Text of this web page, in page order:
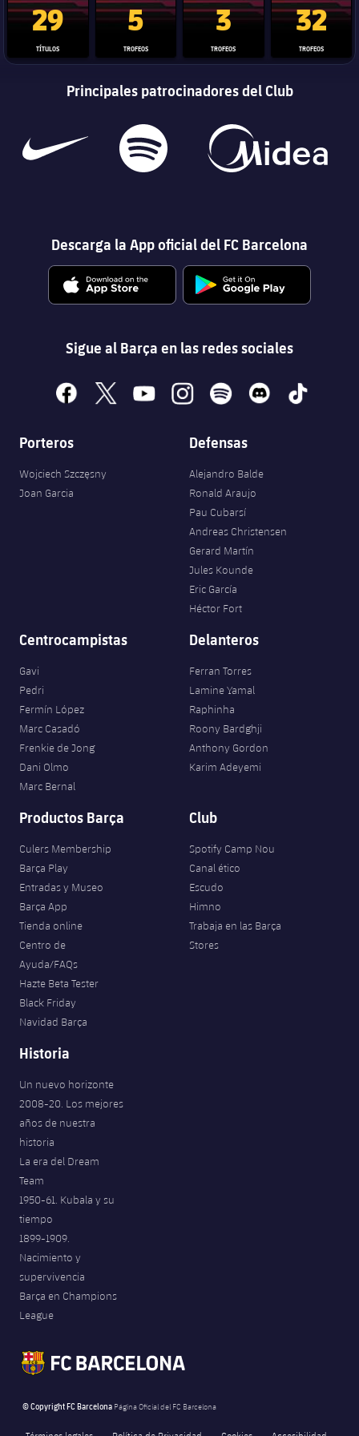
29
TÍTULOS
5
TROFEOS
3
TROFEOS
32
TROFEOS
Principales patrocinadores del Club
Descarga la App oficial del FC Barcelona
Sigue al Barça en las redes sociales
facebook
x youtubeinstagramspotify discord tiktok
Porteros
Wojciech Szczęsny
Joan Garcia
Defensas
Alejandro Balde
Ronald Araujo
Pau Cubarsí
Andreas Christensen
Gerard Martín
Jules Kounde
Eric García
Héctor Fort
Centrocampistas
Gavi
Pedri
Fermín López
Marc Casadó
Frenkie de Jong
Dani Olmo
Marc Bernal
Delanteros
Ferran Torres
Lamine Yamal
Raphinha
Roony Bardghji
Anthony Gordon
Karim Adeyemi
Productos Barça
Culers Membership
Barça Play
Entradas y Museo
Barça App
Tienda online
Centro de
Ayuda/FAQs
Hazte Beta Tester
Black Friday
Navidad Barça
Club
Spotify Camp Nou
Canal ético
Escudo
Himno
Trabaja en las Barça
Stores
Historia
Un nuevo horizonte
2008-20. Los mejores
años de nuestra
historia
La era del Dream
Team
1950-61. Kubala y su
tiempo
1899-1909.
Nacimiento y
supervivencia
Barça en Champions
League
© Copyright FC Barcelona Página Oficial del FC Barcelona